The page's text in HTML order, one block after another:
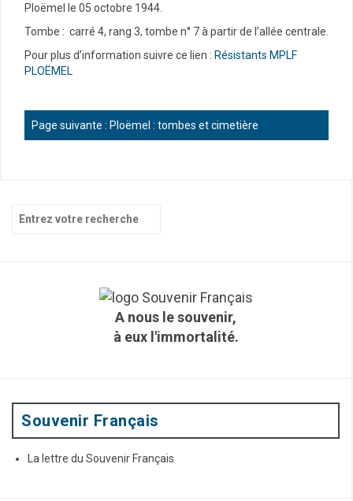
Ploëmel le 05 octobre 1944.
Tombe : carré 4, rang 3, tombe n° 7 à partir de l’allée centrale.
Pour plus d’information suivre ce lien : Résistants MPLF
PLOËMEL
Page suivante : Ploëmel : tombes et cimetière
r
A nous le souvenir,
à eux l'immortalité.
Souvenir Français
La lettre du Souvenir Français